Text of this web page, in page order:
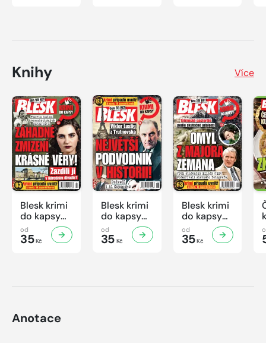
Knihy Více
Blesk krimi
do kapsy
č.7/2026
od
35Kč
Blesk krimi
do kapsy
č.6/2026
od
35Kč
Blesk krimi
do kapsy
č.5/2026
od
35Kč
Anotace